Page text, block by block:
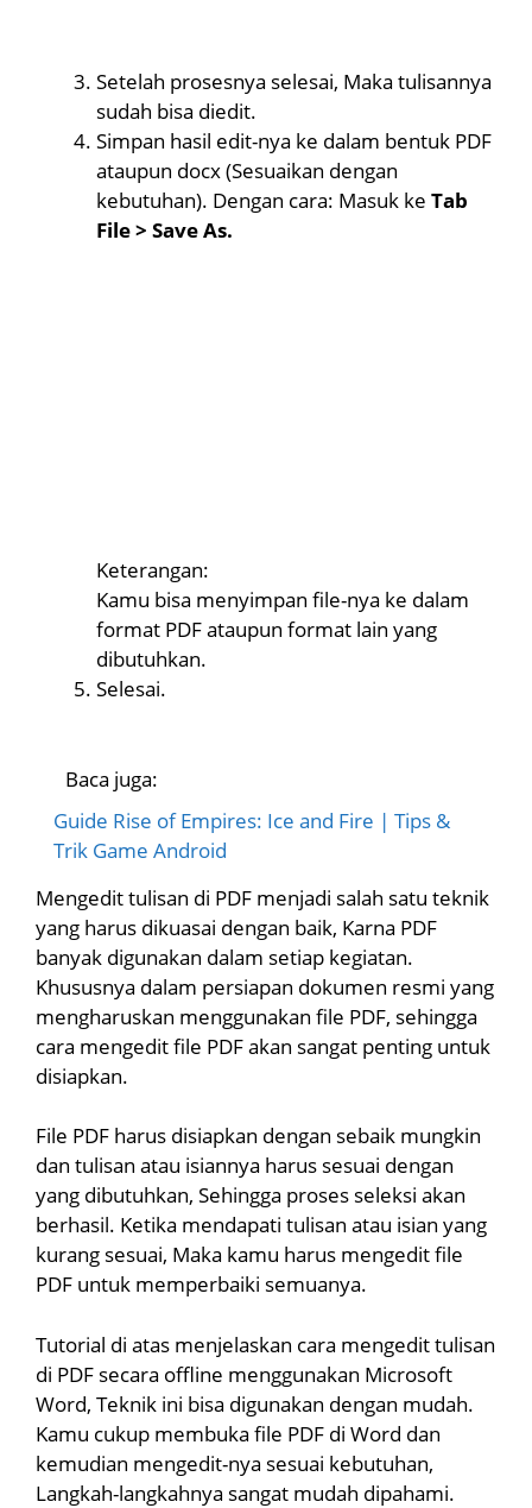
Setelah prosesnya selesai, Maka tulisannya
sudah bisa diedit.
Simpan hasil edit-nya ke dalam bentuk PDF
ataupun docx (Sesuaikan dengan
kebutuhan). Dengan cara: Masuk ke Tab
File > Save As.
Keterangan:
Kamu bisa menyimpan file-nya ke dalam
format PDF ataupun format lain yang
dibutuhkan.
Selesai.
Baca juga:
Guide Rise of Empires: Ice and Fire | Tips &
Trik Game Android
Mengedit tulisan di PDF menjadi salah satu teknik
yang harus dikuasai dengan baik, Karna PDF
banyak digunakan dalam setiap kegiatan.
Khususnya dalam persiapan dokumen resmi yang
mengharuskan menggunakan file PDF, sehingga
cara mengedit file PDF akan sangat penting untuk
disiapkan.
File PDF harus disiapkan dengan sebaik mungkin
dan tulisan atau isiannya harus sesuai dengan
yang dibutuhkan, Sehingga proses seleksi akan
berhasil. Ketika mendapati tulisan atau isian yang
kurang sesuai, Maka kamu harus mengedit file
PDF untuk memperbaiki semuanya.
Tutorial di atas menjelaskan cara mengedit tulisan
di PDF secara offline menggunakan Microsoft
Word, Teknik ini bisa digunakan dengan mudah.
Kamu cukup membuka file PDF di Word dan
kemudian mengedit-nya sesuai kebutuhan,
Langkah-langkahnya sangat mudah dipahami.